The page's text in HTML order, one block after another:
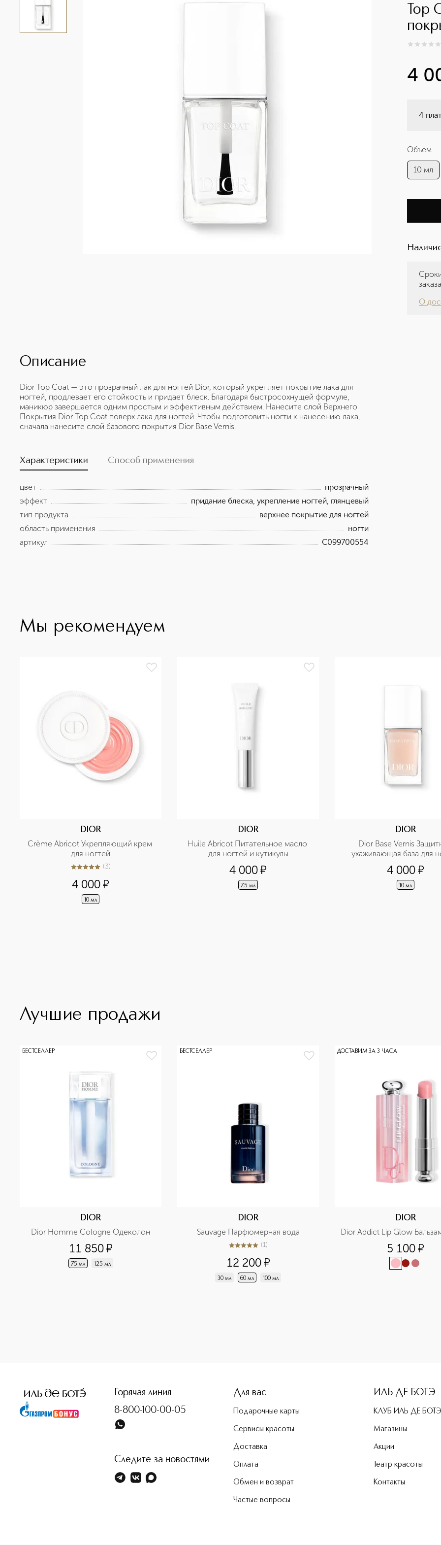
Top
0из 0
4
4
Объем
10 мл
заказа
О
Описание
Dior Top Coat — это прозрачный лак для ногтей Dior, который укрепляет покрытие лака для
ногтей, продлевает его стойкость и придает блеск. Благодаря быстросохнущей формуле,
маникюр завершается одним простым и эффективным действием. Нанесите слой Верхнего
Покрытия Dior Top Coat поверх лака для ногтей. Чтобы подготовить ногти к нанесению лака,
сначала нанесите слой базового покрытия Dior Base Vernis.
Характеристики Способ применения
цвет
прозрачный
эффект
придание блеска, укрепление ногтей, глянцевый
тип продукта
верхнее покрытие для ногтей
область применения
ногти
артикул
C099700554
Мы рекомендуем
DIOR
Crème Abricot Укрепляющий крем
для ногтей
5из 53 (3)
4 000¤
10 мл
DIOR
Huile Abricot Питательное масло
для ногтей и кутикулы
4 000¤
7.5 мл
DIOR
Dior Base Vernis
ухаживающая база для
4 000¤
10 мл
Лучшие продажи
БЕСТСЕЛЛЕР
DIOR
Dior Homme Cologne Одеколон
11 850¤
75 мл 125 мл
БЕСТСЕЛЛЕР
DIOR
Sauvage Парфюмерная вода
5из 51 (1)
12 200¤
30 мл 60 мл 100 мл
ДОСТАВИМ ЗА 3 ЧАСА
DIOR
Dior Addict Lip Glow
5 100¤
Горячая линия
8-800-100-00-05
Следите за новостями
Для вас
Подарочные карты
Сервисы красоты
Доставка
Оплата
Обмен и возврат
Частые вопросы
ИЛЬ ДЕ БОТЭ
КЛУБ ИЛЬ ДЕ БОТЭ
Магазины
Акции
Театр красоты
Контакты